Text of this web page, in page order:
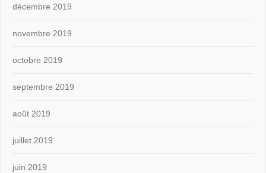
décembre 2019
novembre 2019
octobre 2019
septembre 2019
août 2019
juillet 2019
juin 2019